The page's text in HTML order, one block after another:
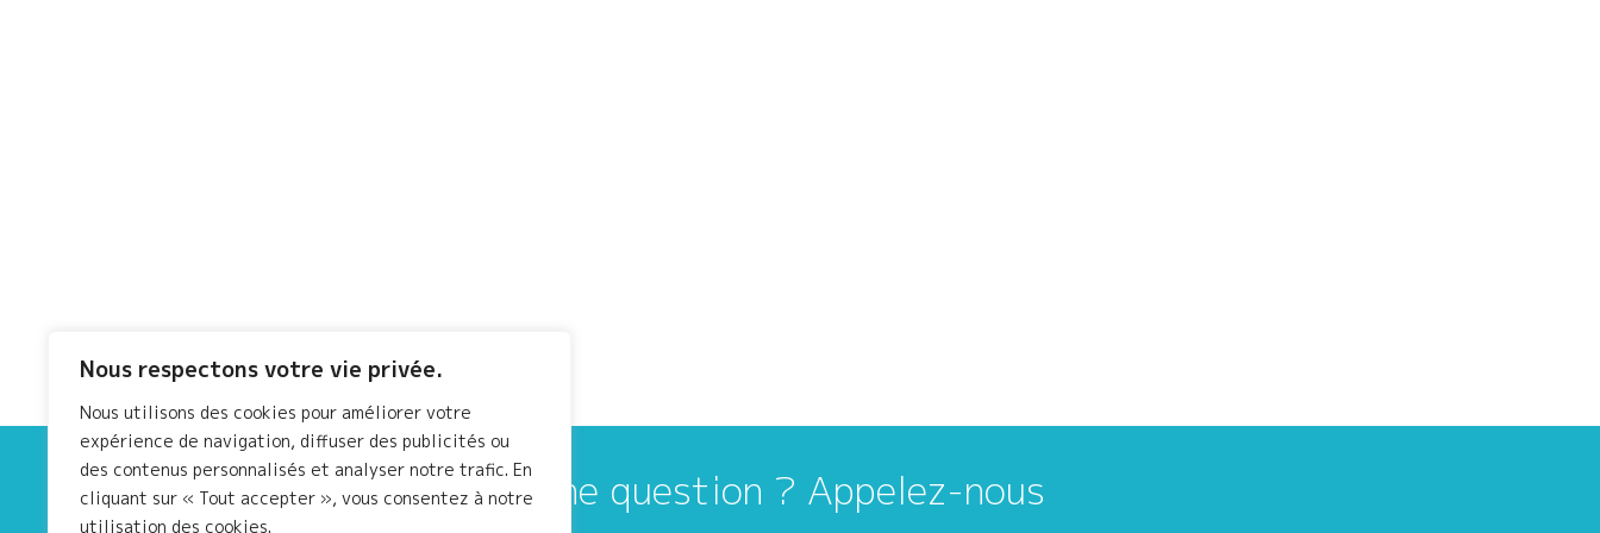
Nous respectons votre vie privée.
Nous utilisons des cookies pour améliorer votre
expérience de navigation, diffuser des publicités ou
des contenus personnalisés et analyser notre trafic. En
cliquant sur « Tout accepter », vous consentez à notre
utilisation des cookies.
Une question ? Appelez-nous